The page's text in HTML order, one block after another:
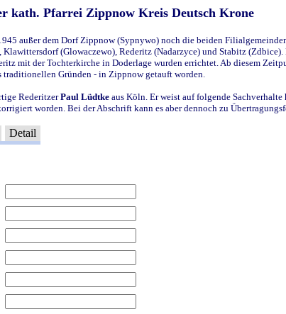
kath. Pfarrei Zippnow Kreis Deutsch Krone
außer dem Dorf Zippnow (Sypnywo) noch die beiden
(Glowaczewo), Rederitz (Nadarzyce) und Stabitz
mit der Tochterkirche in Doderlage wurden errichtet. Ab diesem
traditionellen Gründen - in Zippnow getauft worden.
RederitzerPaul Lüdtke aus Köln. Er weist auf folgende
worden. Bei der Abschrift kann es aber dennoch zu
Detail